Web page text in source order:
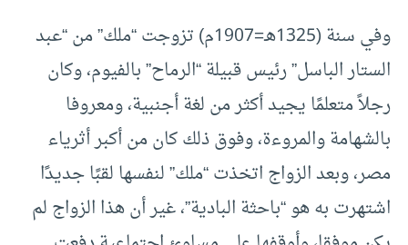
وفي سنة (1325هـ=1907م) تزوجت “ملك” من “عبد
الستار الباسل” رئيس قبيلة “الرماح” بالفيوم، وكان
رجلاً متعلمًا يجيد أكثر من لغة أجنبية، ومعروفا
بالشهامة والمروءة، وفوق ذلك كان من أكبر أثرياء
مصر، وبعد الزواج اتخذت “ملك” لنفسها لقبًا جديدًا
اشتهرت به هو “باحثة البادية”، غير أن هذا الزواج لم